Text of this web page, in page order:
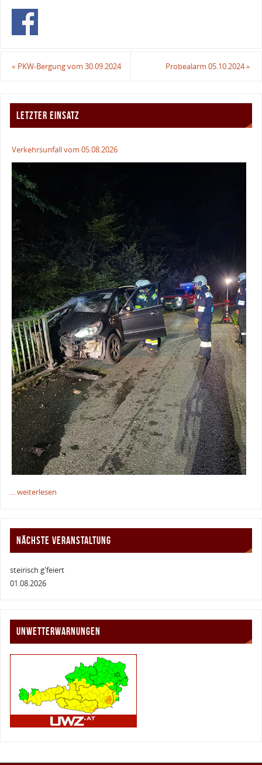
« PKW-Bergung vom 30.09.2024 Probealarm 05.10.2024»
LETZTER EINSATZ
Verkehrsunfall vom 05.08.2026
... weiterlesen
NÄCHSTE VERANSTALTUNG
steirisch g'feiert
01.08.2026
UNWETTERWARNUNGEN